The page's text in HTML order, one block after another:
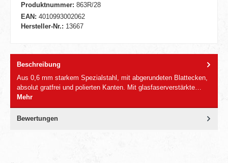
Produktnummer: 863R/28
EAN: 4010993002062
Hersteller-Nr.: 13667
Beschreibung
Aus 0,6 mm starkem Spezialstahl, mit abgerundeten Blattecken,
absolut gratfrei und polierten Kanten. Mit glasfaserverstärkte…
Mehr
Bewertungen